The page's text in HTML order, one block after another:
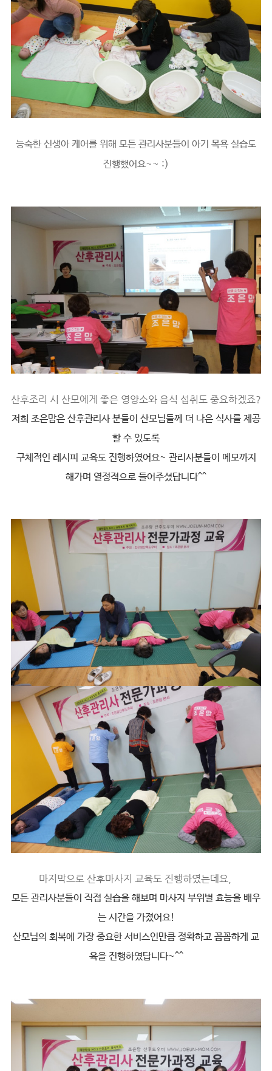
능숙한 신생아 케어를 위해 모든 관리사분들이 아기 목욕 실습도
진행했어요~~ :)
산후조리 시 산모에게 좋은 영양소와 음식 섭취도 중요하겠죠?
저희 조은맘은 산후관리사 분들이 산모님들께 더 나은 식사를 제공
할 수 있도록
구체적인 레시피 교육도 진행하였어요~ 관리사분들이 메모까지
해가며 열정적으로 들어주셨답니다^^
마지막으로 산후마사지 교육도 진행하였는데요,
모든 관리사분들이 직접 실습을 해보며 마사지 부위별 효능을 배우
는 시간을 가졌어요!
산모님의 회복에 가장 중요한 서비스인만큼 정확하고 꼼꼼하게 교
육을 진행하였답니다~^^